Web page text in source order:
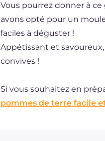
Vous pourrez donner à
avons opté pour un
faciles à déguster !
Appétissant et
convives !
Si vous souhaitez en
pommes de terre facile